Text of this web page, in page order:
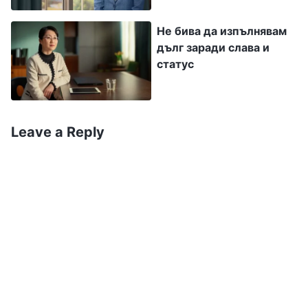
възникваха в работата, понякога изпитвах
вина при мисълта, че би трябвало да работя с
Шарлот, за да решим тези въпроси възможно
най-бързо. На няколко пъти исках да пиша на
Шарлот, но като се сетех, че не бях избрана за
гордостта си и отдръпвах ръцете си от
Не бива да изпълнявам
дълг заради слава и
статус
Leave a Reply